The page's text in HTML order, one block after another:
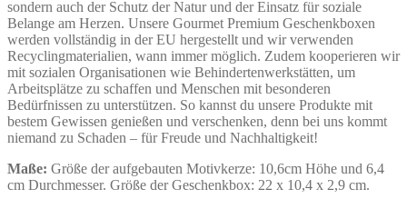
sondern auch der Schutz der Natur und der Einsatz für soziale
Belange am Herzen. Unsere Gourmet Premium Geschenkboxen
werden vollständig in der EU hergestellt und wir verwenden
Recyclingmaterialien, wann immer möglich. Zudem kooperieren wir
mit sozialen Organisationen wie Behindertenwerkstätten, um
Arbeitsplätze zu schaffen und Menschen mit besonderen
Bedürfnissen zu unterstützen. So kannst du unsere Produkte mit
bestem Gewissen genießen und verschenken, denn bei uns kommt
niemand zu Schaden – für Freude und Nachhaltigkeit!
Maße: Größe der aufgebauten Motivkerze: 10,6cm Höhe und 6,4
cm Durchmesser. Größe der Geschenkbox: 22 x 10,4 x 2,9 cm.